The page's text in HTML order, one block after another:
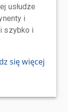
usłudze
i
szybko i
się więcej